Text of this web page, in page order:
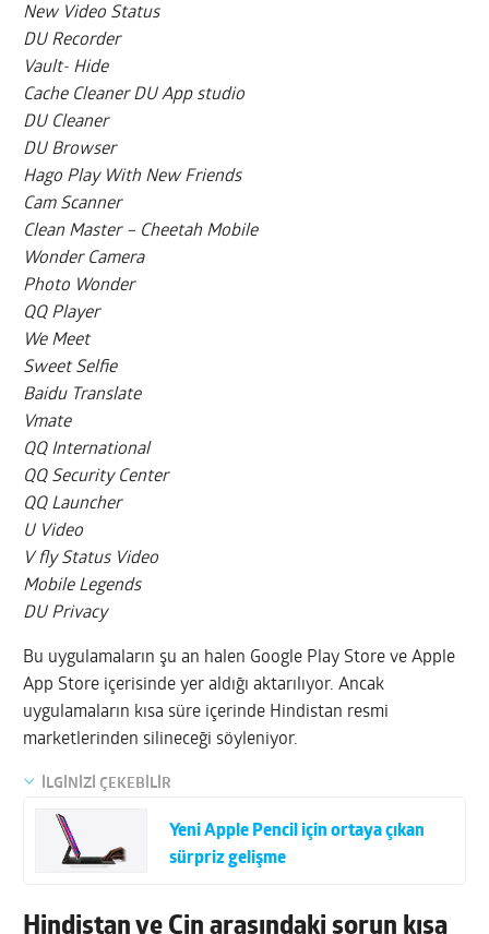
New Video Status
DU Recorder
Vault- Hide
Cache Cleaner DU App studio
DU Cleaner
DU Browser
Hago Play With New Friends
Cam Scanner
Clean Master – Cheetah Mobile
Wonder Camera
Photo Wonder
QQ Player
We Meet
Sweet Selfie
Baidu Translate
Vmate
QQ International
QQ Security Center
QQ Launcher
U Video
V fly Status Video
Mobile Legends
DU Privacy
Bu uygulamaların şu an halen Google Play Store ve Apple
App Store içerisinde yer aldığı aktarılıyor. Ancak
uygulamaların kısa süre içerinde Hindistan resmi
marketlerinden silineceği söyleniyor.
İLGİNİZİ ÇEKEBİLİR
Yeni Apple Pencil için ortaya çıkan
sürpriz gelişme
Hindistan ve Çin arasındaki sorun kısa